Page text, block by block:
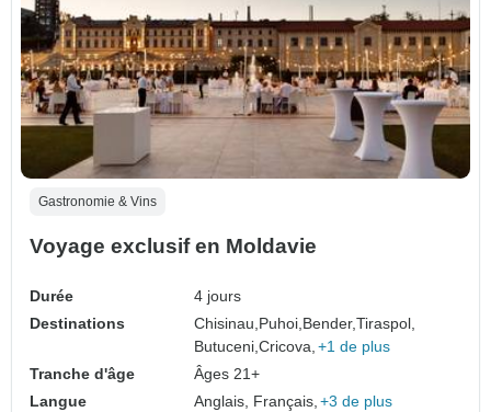
Gastronomie & Vins
Voyage exclusif en Moldavie
Durée
4 jours
Destinations
Chisinau,Puhoi,Bender,Tiraspol,
Butuceni,Cricova, +1 de plus
Tranche d'âge
Âges 21+
Langue
Anglais, Français, +3 de plus